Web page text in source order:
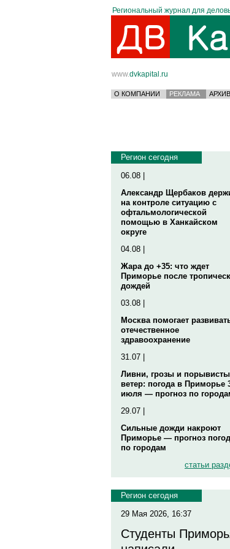
Региональный журнал для
www.dvkapital.ru
О КОМПАНИИ РЕКЛАМА АРХИВ
Регион сегодня
06.08 |
Александр Щербаков
на контроле ситуацию с
офтальмологической
помощью в Ханкайском
округе
04.08 |
Жара до +35: что ждет
Приморье после
дождей
03.08 |
Москва помогает
отечественное
здравоохранение
31.07 |
Ливни, грозы и
ветер: погода в Приморье
июля — прогноз по
29.07 |
Сильные дожди накроют
Приморье — прогноз
по городам
статьи
Регион сегодня
29 Мая 2026, 16:37
Студенты